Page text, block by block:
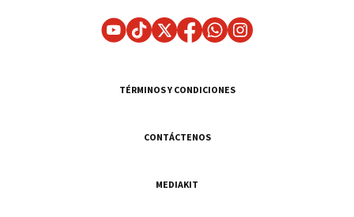
TÉRMINOS Y CONDICIONES
CONTÁCTENOS
MEDIAKIT